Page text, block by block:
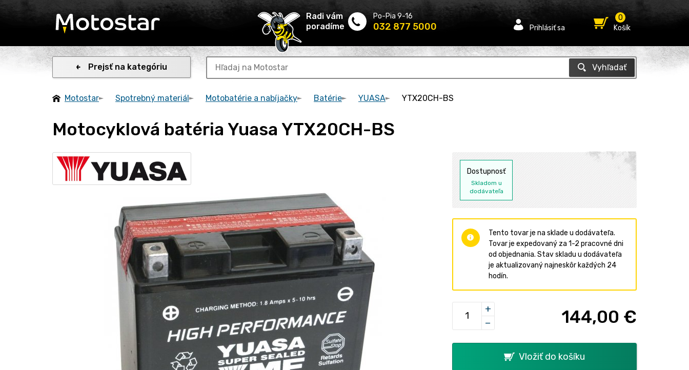
Prihlásiť sa
0
Košík
Radi vám
poradíme
Po-Pia 9-16
032 877 5000
Prejsť na kategóriu
Motostar Spotrebný materiál Motobatérie a nabíjačky Batérie YUASA YTX20CH-BS
Motocyklová batéria Yuasa YTX20CH-BS
Dostupnosť
Skladom u
dodávateľa
Tento tovar je na sklade u dodávateľa.
Tovar je expedovaný za 1-2 pracovné dni
od objednania. Stav skladu u dodávateľa
je aktualizovaný najneskôr každých 24
hodín.
144,00 €
+
−
Vložiť do košíku